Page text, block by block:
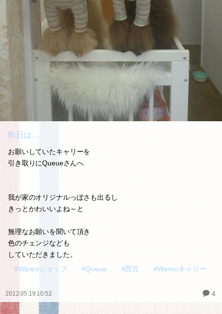
昨日は…
お願いしていたキャリーを
引き取りにQueueさんへ
我が家のオリジナルっぽさも出るし
きっとかわいいよね～と
無理なお願いを聞いて頂き
色のチェンジなども
していただきました。
#Wancoショップ
#Queue #西宮 #Wancoキャリー
2012.05.19 10:52 4